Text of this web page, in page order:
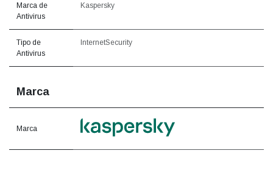
Marca de
Antivirus
Kaspersky
Tipo de
Antivirus
InternetSecurity
Marca
Marca